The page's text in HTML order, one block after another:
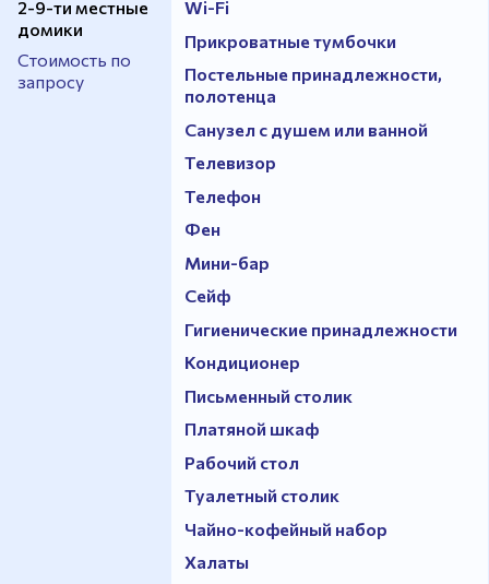
2-9-ти местные
домики
Стоимость по
запросу
Wi-Fi
Прикроватные тумбочки
Постельные принадлежности,
полотенца
Санузел с душем или ванной
Телевизор
Телефон
Фен
Мини-бар
Сейф
Гигиенические принадлежности
Кондиционер
Письменный столик
Платяной шкаф
Рабочий стол
Туалетный столик
Чайно-кофейный набор
Халаты